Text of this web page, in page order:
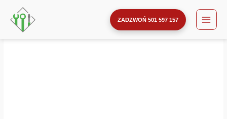
Przejdź
ZADZWOŃ 501 597 157
ilość
Pole
indukcji
duże
płyty